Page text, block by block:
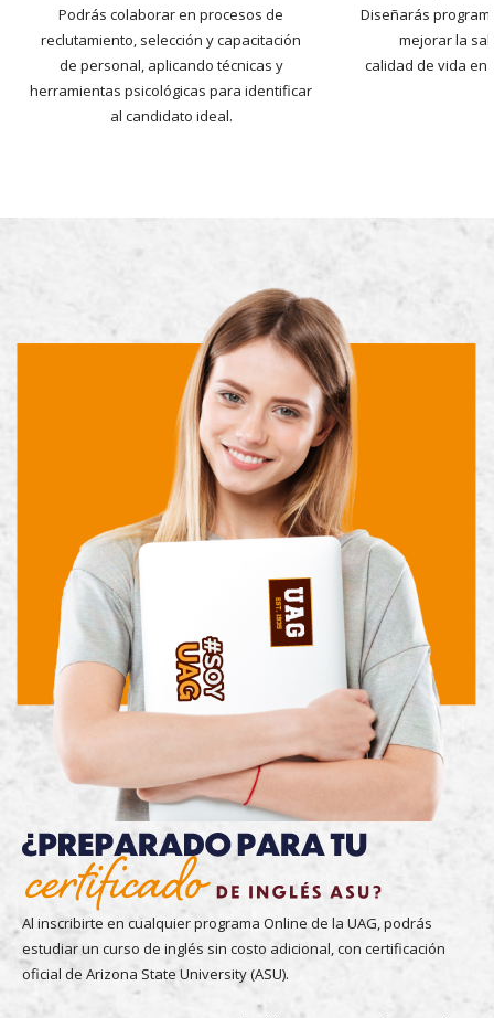
Podrás colaborar en procesos de
reclutamiento, selección y capacitación
de personal, aplicando técnicas y
herramientas psicológicas para identificar
al candidato ideal.
Diseñarás
mejorar la
calidad de vida en
Al inscribirte en cualquier programa Online de la UAG, podrás
estudiar un curso de inglés sin costo adicional, con certificación
oficial de Arizona State University (ASU).